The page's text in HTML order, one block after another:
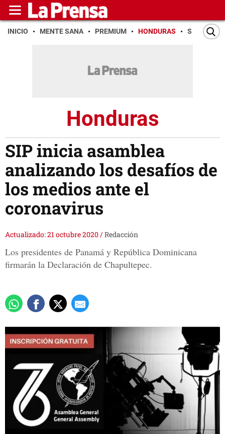
INICIO MENTE SANA PREMIUM HONDURAS SAN PEDRO
Honduras
SIP inicia asamblea
analizando los desafíos de
los medios ante el
coronavirus
Actualizado: 21 octubre 2020/Redacción
Los presidentes de Panamá y República Dominicana
firmarán la Declaración de Chapultepec.